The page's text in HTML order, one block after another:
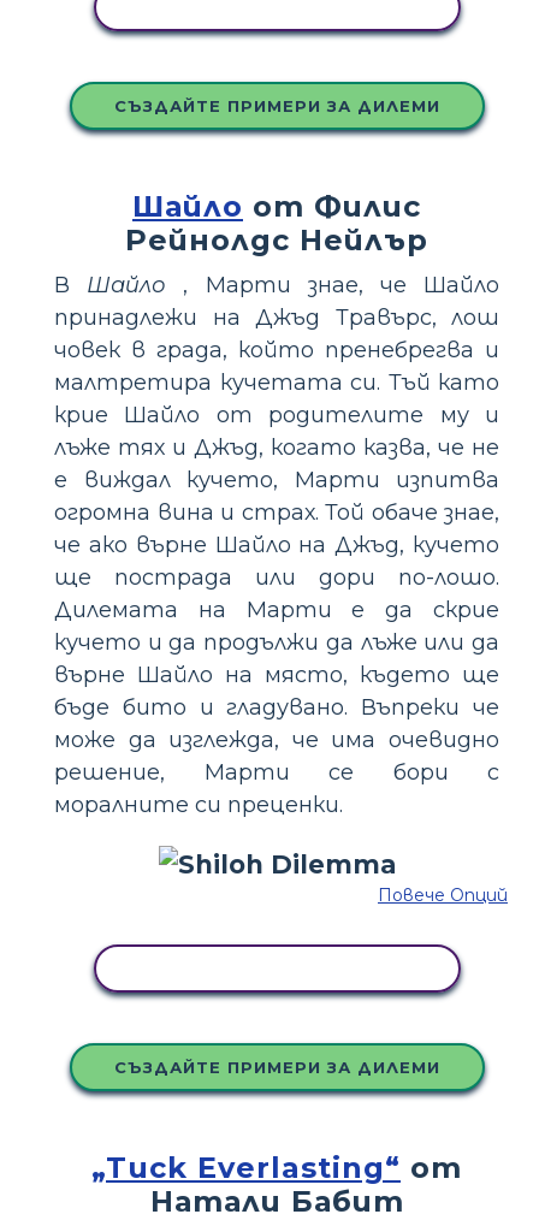
СЪЗДАЙТЕ ПРИМЕРИ ЗА ДИЛЕМИ
Шайло от Филис
Рейнолдс Нейлър
В Шайло , Марти знае, че Шайло
принадлежи на Джъд Травърс, лош
човек в града, който пренебрегва и
малтретира кучетата си. Тъй като
крие Шайло от родителите му и
лъже тях и Джъд, когато казва, че не
е виждал кучето, Марти изпитва
огромна вина и страх. Той обаче знае,
че ако върне Шайло на Джъд, кучето
ще пострада или дори по-лошо.
Дилемата на Марти е да скрие
кучето и да продължи да лъже или да
върне Шайло на място, където ще
бъде бито и гладувано. Въпреки че
може да изглежда, че има очевидно
решение, Марти се бори с
моралните си преценки.
Повече Опций
СЪЗДАЙТЕ ПРИМЕРИ ЗА ДИЛЕМИ
„Tuck Everlasting“ от
Натали Бабит